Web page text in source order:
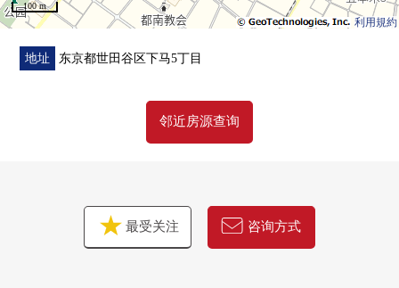
利用規約
100 m
地址 东京都世田谷区下马5丁目
邻近房源查询
最受关注 咨询方式